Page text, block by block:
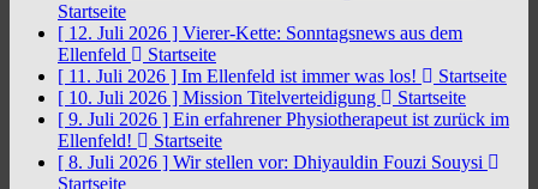
Startseite
[ 12. Juli 2026 ] Vierer-Kette: Sonntagsnews aus dem
Ellenfeld
Startseite
[ 11. Juli 2026 ] Im Ellenfeld ist immer was los!
Startseite
[ 10. Juli 2026 ] Mission Titelverteidigung
Startseite
[ 9. Juli 2026 ] Ein erfahrener Physiotherapeut ist zurück im
Ellenfeld!
Startseite
[ 8. Juli 2026 ] Wir stellen vor: Dhiyauldin Fouzi Souysi
Startseite